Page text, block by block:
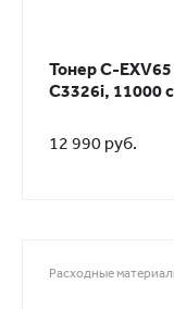
Тонер C-
C3326i, 11000
12 990 руб.
Расходные